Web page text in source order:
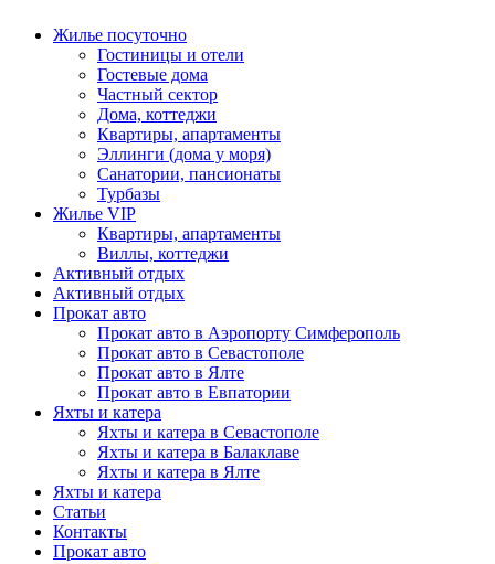
Жилье посуточно
Гостиницы и отели
Гостевые дома
Частный сектор
Дома, коттеджи
Квартиры, апартаменты
Эллинги (дома у моря)
Санатории, пансионаты
Турбазы
Жилье VIP
Квартиры, апартаменты
Виллы, коттеджи
Активный отдых
Активный отдых
Прокат авто
Прокат авто в Аэропорту Симферополь
Прокат авто в Севастополе
Прокат авто в Ялте
Прокат авто в Евпатории
Яхты и катера
Яхты и катера в Севастополе
Яхты и катера в Балаклаве
Яхты и катера в Ялте
Яхты и катера
Статьи
Контакты
Прокат авто